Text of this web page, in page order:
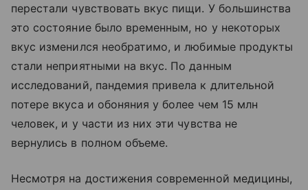
перестали чувствовать вкус пищи. У большинства
это состояние было временным, но у некоторых
вкус изменился необратимо, и любимые продукты
стали неприятными на вкус. По данным
исследований, пандемия привела к длительной
потере вкуса и обоняния у более чем 15 млн
человек, и у части из них эти чувства не
вернулись в полном объеме.
Несмотря на достижения современной медицины,